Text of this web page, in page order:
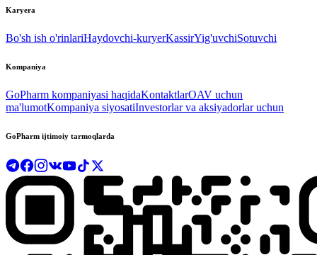
Karyera
Bo'sh ish o'rinlariHaydovchi-kuryerKassirYig'uvchiSotuvchi
Kompaniya
GoPharm kompaniyasi haqidaKontaktlarOAV uchun
ma'lumotKompaniya siyosatiInvestorlar va aksiyadorlar uchun
GoPharm ijtimoiy tarmoqlarda